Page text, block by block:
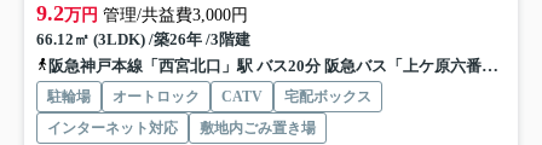
9.2万円 管理/共益費3,000円
66.12㎡ (3LDK) /築26年 /3階建
阪急神戸本線「西宮北口」駅 バス20分 阪急バス「上ケ原六番町」 停歩3分
駐輪場 オートロック CATV
宅配ボックス
インターネット対応
敷地内ごみ置き場